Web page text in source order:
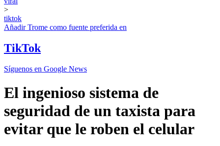
>
tiktok
AñadirTrome como fuente preferida en
TikTok
Síguenos en Google News
El ingenioso sistema de
seguridad de un taxista para
evitar que le roben el celular